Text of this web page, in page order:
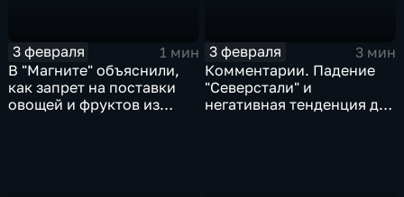
3 февраля
1 мин
В "Магните" объяснили,
как запрет на поставки
овощей и фруктов из
3 февраля
3 мин
Комментарии. Падение
"Северстали" и
негативная тенденция для